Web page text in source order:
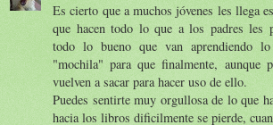
Es cierto que a muchos jóvenes les llega
que hacen todo lo que a los padres les
todo lo bueno que van aprendiendo
"mochila" para que finalmente, aunque
vuelven a sacar para hacer uso de ello.
Puedes sentirte muy orgullosa de lo que
hacia los libros dificilmente se pierde,